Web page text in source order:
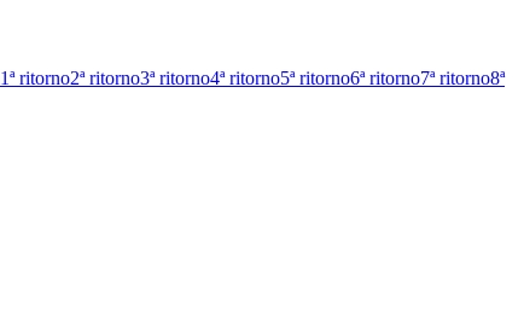
1ª ritorno2ª ritorno3ª ritorno4ª ritorno5ª ritorno6ª ritorno7ª ritorno8ª